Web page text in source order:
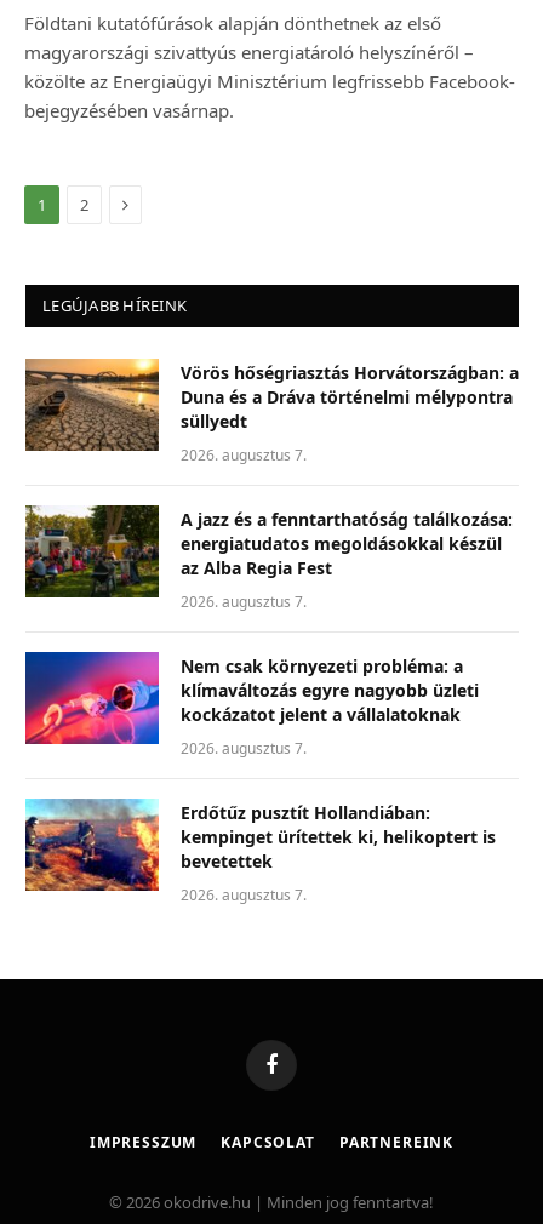
Földtani kutatófúrások alapján dönthetnek az első
magyarországi szivattyús energiatároló helyszínéről –
közölte az Energiaügyi Minisztérium legfrissebb Facebook-
bejegyzésében vasárnap.
1 2 Következő
LEGÚJABB HÍREINK
Vörös hőségriasztás Horvátországban: a
Duna és a Dráva történelmi mélypontra
süllyedt
2026. augusztus 7.
A jazz és a fenntarthatóság találkozása:
energiatudatos megoldásokkal készül
az Alba Regia Fest
2026. augusztus 7.
Nem csak környezeti probléma: a
klímaváltozás egyre nagyobb üzleti
kockázatot jelent a vállalatoknak
2026. augusztus 7.
Erdőtűz pusztít Hollandiában:
kempinget ürítettek ki, helikoptert is
bevetettek
2026. augusztus 7.
Facebook
IMPRESSZUM KAPCSOLAT PARTNEREINK
© 2026 okodrive.hu | Minden jog fenntartva!